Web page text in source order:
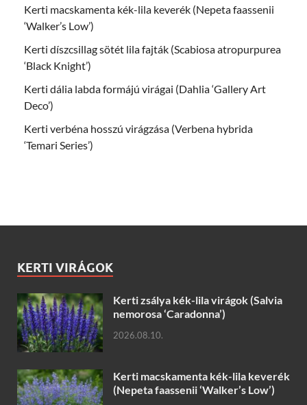
Kerti macskamenta kék-lila keverék (Nepeta faassenii
‘Walker’s Low’)
Kerti díszcsillag sötét lila fajták (Scabiosa atropurpurea
‘Black Knight’)
Kerti dália labda formájú virágai (Dahlia ‘Gallery Art
Deco’)
Kerti verbéna hosszú virágzása (Verbena hybrida
‘Temari Series’)
KERTI VIRÁGOK
Kerti zsálya kék-lila virágok (Salvia
nemorosa ‘Caradonna’)
2026.08.10.
Kerti macskamenta kék-lila keverék
(Nepeta faassenii ‘Walker’s Low’)